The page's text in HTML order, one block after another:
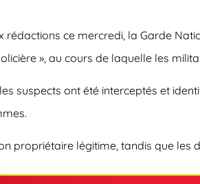
ce mercredi, la Garde
», au cours de laquelle les
suspects ont été interceptés et
propriétaire légitime, tandis que